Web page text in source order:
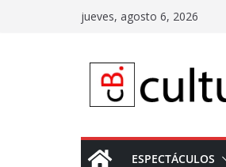
jueves, agosto 6, 2026
ESPECTÁCULOS